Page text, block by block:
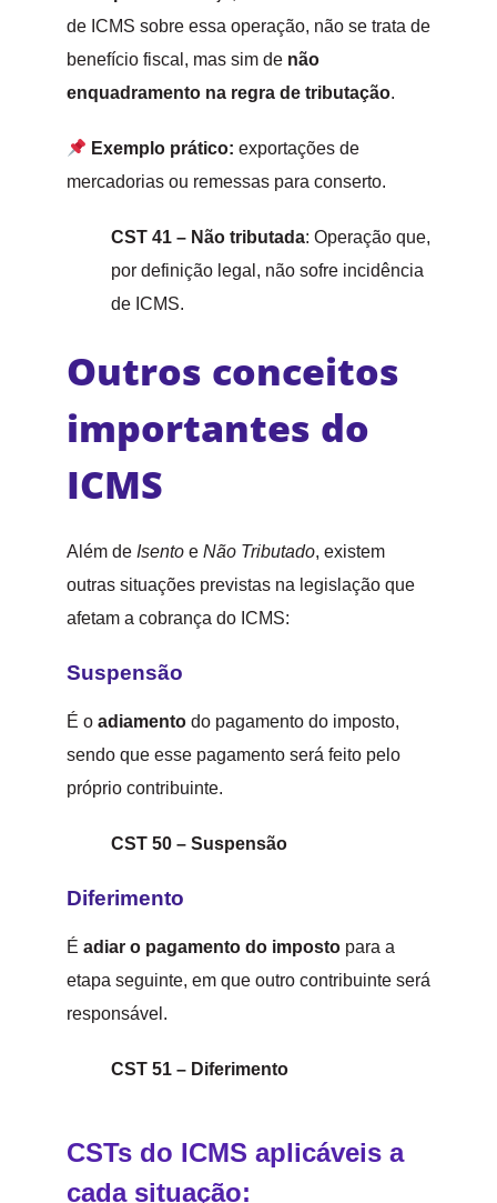
de ICMS sobre essa operação, não se trata de
benefício fiscal, mas sim de não
enquadramento na regra de tributação.
Exemplo prático: exportações de
mercadorias ou remessas para conserto.
CST 41 – Não tributada: Operação que,
por definição legal, não sofre incidência
de ICMS.
Outros conceitos
importantes do
ICMS
Além de Isento e Não Tributado, existem
outras situações previstas na legislação que
afetam a cobrança do ICMS:
Suspensão
É o adiamento do pagamento do imposto,
sendo que esse pagamento será feito pelo
próprio contribuinte.
CST 50 – Suspensão
Diferimento
É adiar o pagamento do imposto para a
etapa seguinte, em que outro contribuinte será
responsável.
CST 51 – Diferimento
CSTs do ICMS aplicáveis a
cada situação: